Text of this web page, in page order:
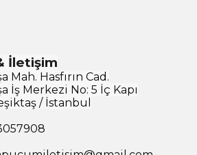
İletişim
Mah. Hasfırın Cad.
İş Merkezi No: 5 İç Kapı
/ İstanbul